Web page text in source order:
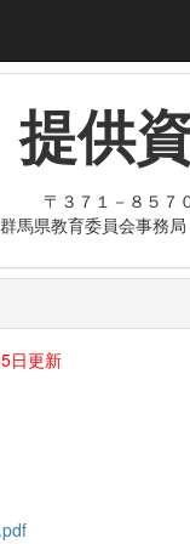
供
〒３７１－８５
群馬県教育委員会事務
日更新